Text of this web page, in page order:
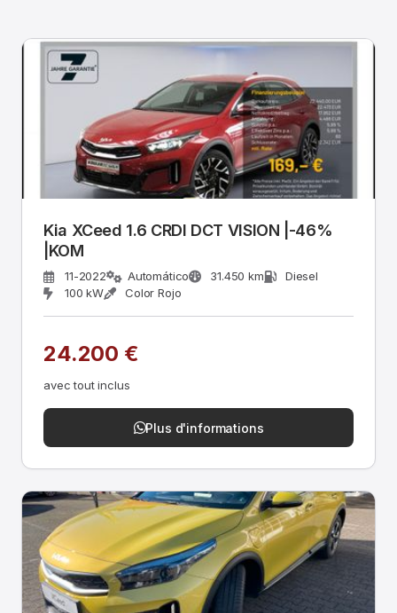
Kia XCeed 1.6 CRDI DCT VISION |-46%
|KOM
11-2022 Automático 31.450 km
Diesel
100 kW
Color Rojo
24.200 €
avec tout inclus
Plus d'informations